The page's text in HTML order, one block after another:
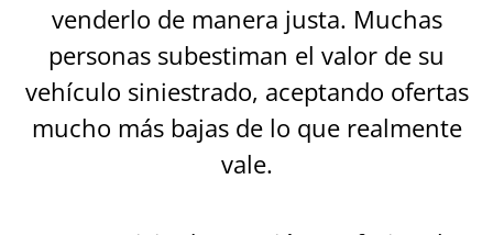
venderlo de manera justa. Muchas
personas subestiman el valor de su
vehículo siniestrado, aceptando ofertas
mucho más bajas de lo que realmente
vale.